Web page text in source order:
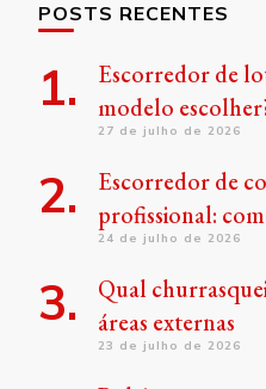
POSTS RECENTES
Escorredor de
modelo
27 de julho de 2026
Escorredor de
profissional:
24 de julho de 2026
Qual
áreas externas
23 de julho de 2026